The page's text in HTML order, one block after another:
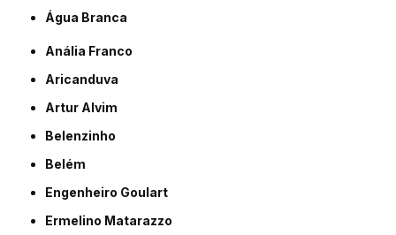
Água Branca
Anália Franco
Aricanduva
Artur Alvim
Belenzinho
Belém
Engenheiro Goulart
Ermelino Matarazzo